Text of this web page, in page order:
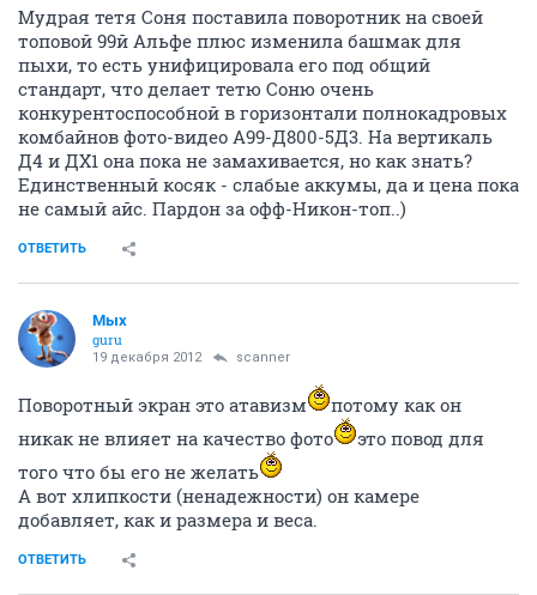
Мудрая тетя Соня поставила поворотник на своей
топовой 99й Альфе плюс изменила башмак для
пыхи, то есть унифицировала его под общий
стандарт, что делает тетю Соню очень
конкурентоспособной в горизонтали полнокадровых
комбайнов фото-видео А99-Д800-5Д3. На вертикаль
Д4 и ДХ1 она пока не замахивается, но как знать?
Единственный косяк - слабые аккумы, да и цена пока
не самый айс. Пардон за офф-Никон-топ..)
ОТВЕТИТЬ
Мых
guru
19 декабря 2012 scanner
Поворотный экран это атавизм
потому как он
никак не влияет на качество фото
это повод для
того что бы его не желать
А вот хлипкости (ненадежности) он камере
добавляет, как и размера и веса.
ОТВЕТИТЬ